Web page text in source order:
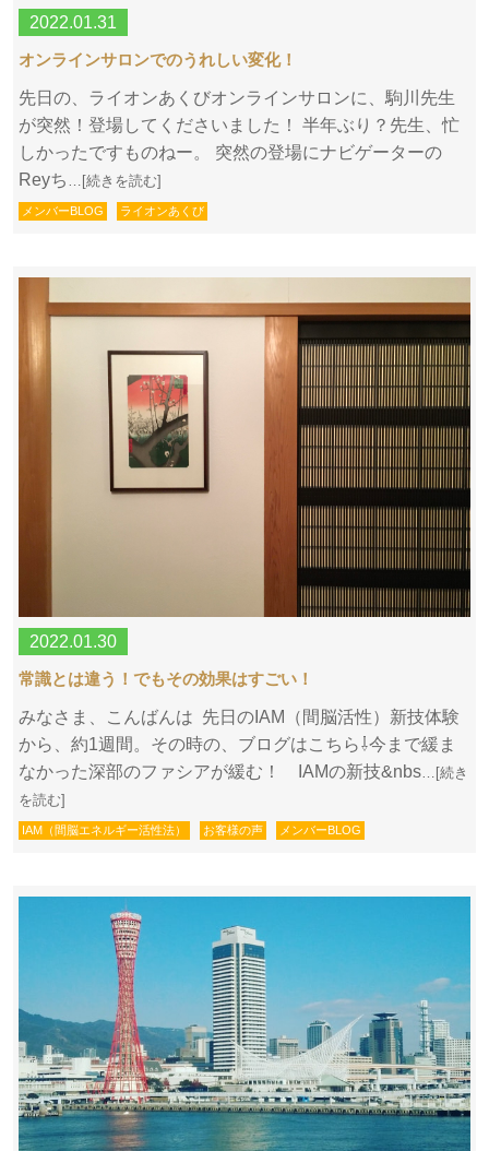
2022.01.31
オンラインサロンでのうれしい変化！
先日の、ライオンあくびオンラインサロンに、駒川先生
が突然！登場してくださいました！ 半年ぶり？先生、忙
しかったですものねー。 突然の登場にナビゲーターの
Reyち
…[続きを読む]
メンバーBLOG ライオンあくび
2022.01.30
常識とは違う！でもその効果はすごい！
みなさま、こんばんは 先日のIAM（間脳活性）新技体験
から、約1週間。その時の、ブログはこちら⇩今まで緩ま
なかった深部のファシアが緩む！ IAMの新技&nbs…[続き
を読む]
IAM（間脳エネルギー活性法） お客様の声 メンバーBLOG